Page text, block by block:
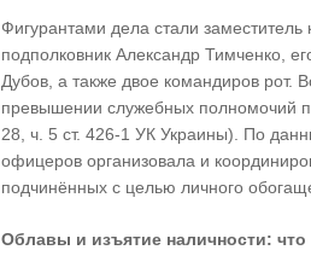
Фигурантами дела стали
подполковник Александр Тимченко,
Дубов, а также двое командиров рот.
превышении служебных полномочий
28, ч. 5 ст. 426-1 УК Украины). По
офицеров организовала и
подчинённых с целью личного
Облавы и изъятие наличности: